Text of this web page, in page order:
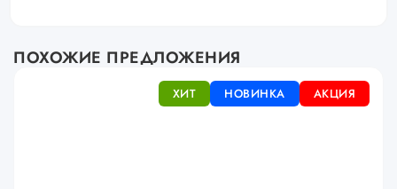
ПОХОЖИЕ ПРЕДЛОЖЕНИЯ
АКЦИЯ
НОВИНКА
ХИТ